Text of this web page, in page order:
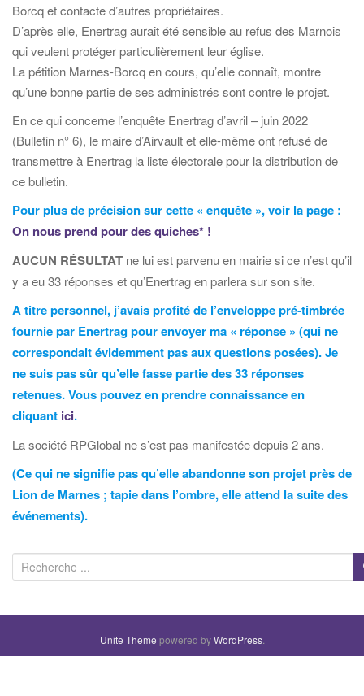
Borcq et contacte d’autres propriétaires.
D’après elle, Enertrag aurait été sensible au refus des Marnois
qui veulent protéger particulièrement leur église.
La pétition Marnes-Borcq en cours, qu’elle connaît, montre
qu’une bonne partie de ses administrés sont contre le projet.
En ce qui concerne l’enquête Enertrag d’avril – juin 2022
(Bulletin n° 6), le maire d’Airvault et elle-même ont refusé de
transmettre à Enertrag la liste électorale pour la distribution de
ce bulletin.
Pour plus de précision sur cette « enquête », voir la page :
On nous prend pour des quiches* !
AUCUN RÉSULTAT ne lui est parvenu en mairie si ce n’est qu’il
y a eu 33 réponses et qu’Enertrag en parlera sur son site.
A titre personnel, j’avais profité de l’enveloppe pré-timbrée
fournie par Enertrag pour envoyer ma « réponse » (qui ne
correspondait évidemment pas aux questions posées). Je
ne suis pas sûr qu’elle fasse partie des 33 réponses
retenues. Vous pouvez en prendre connaissance en
cliquant ici.
La société RPGlobal ne s’est pas manifestée depuis 2 ans.
(Ce qui ne signifie pas qu’elle abandonne son projet près de
Lion de Marnes ; tapie dans l’ombre, elle attend la suite des
événements).
e
Unite Theme powered byWordPress.